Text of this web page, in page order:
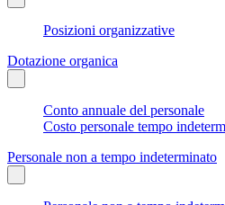
Posizioni organizzative
Dotazione organica
Conto annuale del personale
Costo personale tempo
Personale non a tempo indeterminato